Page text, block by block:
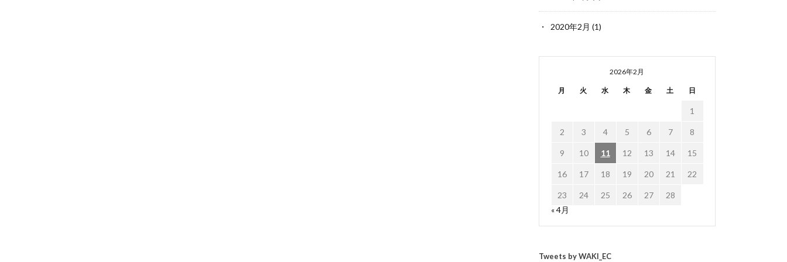
2020年2月 (1)
2026年2月
月 火 水 木 金 土 日
1
2 3 4 5 6 7 8
9 10 11 12 13 14 15
16 17 18 19 20 21 22
23 24 25 26 27
28
« 4月
Tweets by WAKI_EC